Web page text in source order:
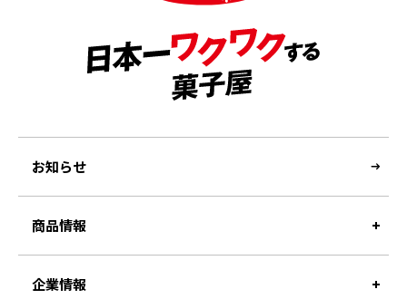
お知らせ
商品情報
企業情報